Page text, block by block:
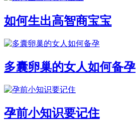
如何生出高智商宝宝
多囊卵巢的女人如何备孕
孕前小知识要记住